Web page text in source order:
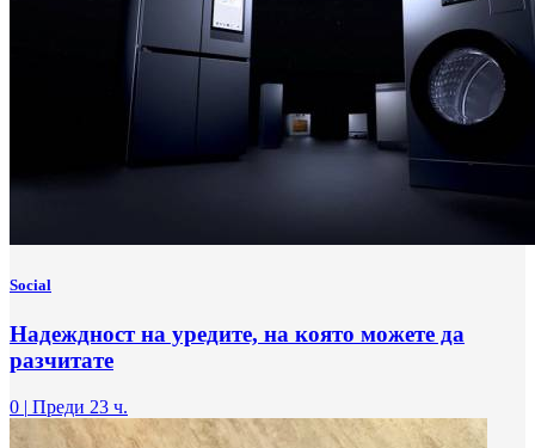
Social
Надеждност на уредите, на която можете да
разчитате
0 | Преди 23 ч.